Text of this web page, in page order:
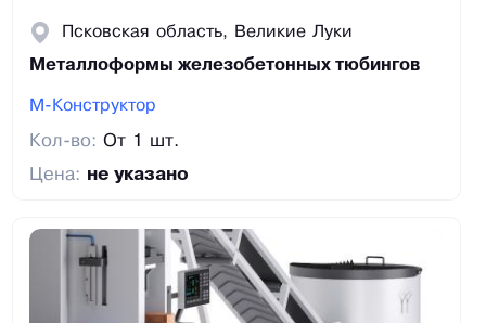
Псковская область, Великие Луки
Металлоформы железобетонных тюбингов
М-Конструктор
Кол-во: От 1 шт.
Цена: не указано